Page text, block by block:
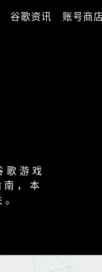
谷歌资讯 账号商
歌游戏
，本